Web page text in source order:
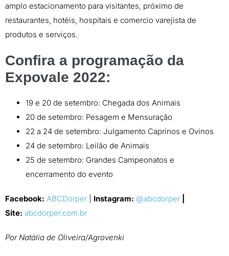
amplo estacionamento para visitantes, próximo de
restaurantes, hotéis, hospitais e comercio varejista de
produtos e serviços.
Confira a programação da
Expovale 2022:
19 e 20 de setembro: Chegada dos Animais
20 de setembro: Pesagem e Mensuração
22 a 24 de setembro: Julgamento Caprinos e Ovinos
24 de setembro: Leilão de Animais
25 de setembro: Grandes Campeonatos e
encerramento do evento
Facebook: ABCDorper Instagram: @abcdorper
Site: abcdorper.com.br
Por Natália de Oliveira/Agrovenki